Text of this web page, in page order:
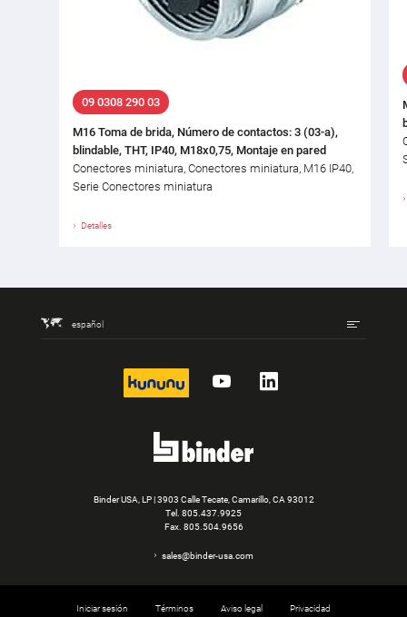
09 0308 290 03
M16 Toma de brida, Número de contactos: 3 (03-a),
blindable, THT, IP40, M18x0,75, Montaje en pared
Conectores miniatura, Conectores miniatura, M16 IP40,
Serie Conectores miniatura
Detalles
español
kununu YouTubeLinkedIn
Binder USA, LP | 3903 Calle Tecate, Camarillo, CA 93012
Tel. 805.437.9925
Fax. 805.504.9656
sales@binder-usa.com
Iniciar sesión Términos Aviso legal Privacidad